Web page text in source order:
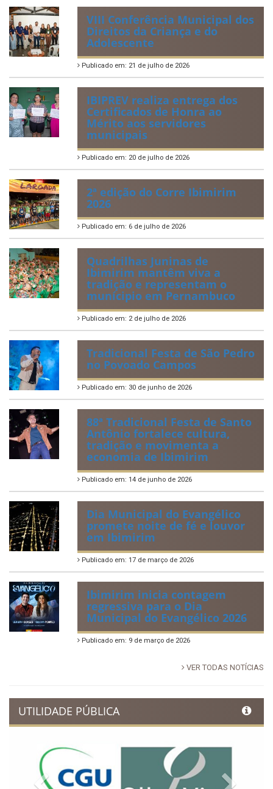
VIII Conferência Municipal dos
Direitos da Criança e do
Adolescente
Publicado em: 21 de julho de 2026
IBIPREV realiza entrega dos
Certificados de Honra ao
Mérito aos servidores
municipais
Publicado em: 20 de julho de 2026
2ª edição do Corre Ibimirim
2026
Publicado em: 6 de julho de 2026
Quadrilhas Juninas de
Ibimirim mantêm viva a
tradição e representam o
munícipio em Pernambuco
Publicado em: 2 de julho de 2026
Tradicional Festa de São Pedro
no Povoado Campos
Publicado em: 30 de junho de 2026
88ª Tradicional Festa de Santo
Antônio fortalece cultura,
tradição e movimenta a
economia de Ibimirim
Publicado em: 14 de junho de 2026
Dia Municipal do Evangélico
promete noite de fé e louvor
em Ibimirim
Publicado em: 17 de março de 2026
Ibimirim inicia contagem
regressiva para o Dia
Municipal do Evangélico 2026
Publicado em: 9 de março de 2026
VER TODAS NOTÍCIAS
UTILIDADE PÚBLICA
Previous